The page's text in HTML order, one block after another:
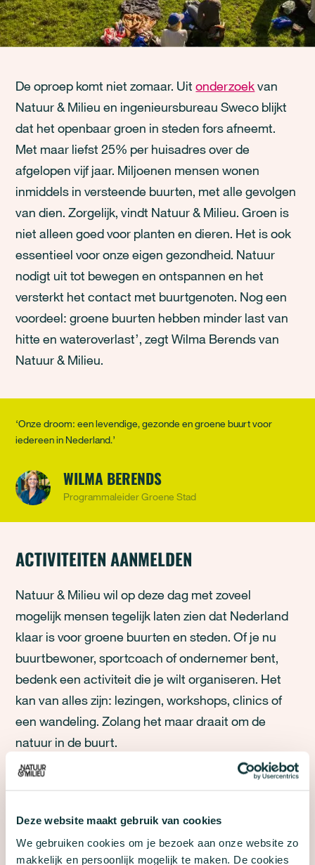
Deze website maakt gebruik van cookies
We gebruiken cookies om je bezoek aan onze website zo
makkelijk en persoonlijk mogelijk te maken. De cookies
De oproep komt niet zomaar. Uitonderzoekvan
Natuur & Milieu en ingenieursbureau Sweco blijkt
dat het openbaar groen in steden fors afneemt.
Met maar liefst 25% per huisadres over de
afgelopen vijf jaar. Miljoenen mensen wonen
inmiddels in versteende buurten, met alle gevolgen
van dien. Zorgelijk, vindt Natuur & Milieu.Groen is
niet alleen goed voor planten en dieren. Het is ook
essentieel voor onze eigen gezondheid. Natuur
nodigt uit tot bewegen en ontspannen en het
versterkt het contact met buurtgenoten. Nog een
voordeel: groene buurten hebben minder last van
hitte en wateroverlast’, zegt Wilma Berends van
Natuur & Milieu.
‘Onze droom: een levendige, gezonde en groene buurt voor
iedereen in Nederland.’
WILMA BERENDS
Programmaleider Groene Stad
ACTIVITEITEN AANMELDEN
Natuur & Milieu wil op deze dag met zoveel
mogelijk mensen tegelijk laten zien dat Nederland
klaar is voor groene buurten en steden. Of je nu
buurtbewoner, sportcoach of ondernemer bent,
bedenk een activiteit die je wilt organiseren. Het
kan van alles zijn: lezingen, workshops, clinics of
een wandeling. Zolang het maar draait om de
natuur in de buurt.
Meld je activiteit vóór 13 juni
Mee doen aan een activiteit? Alle activiteiten vind
je oponze interactieve kaart!